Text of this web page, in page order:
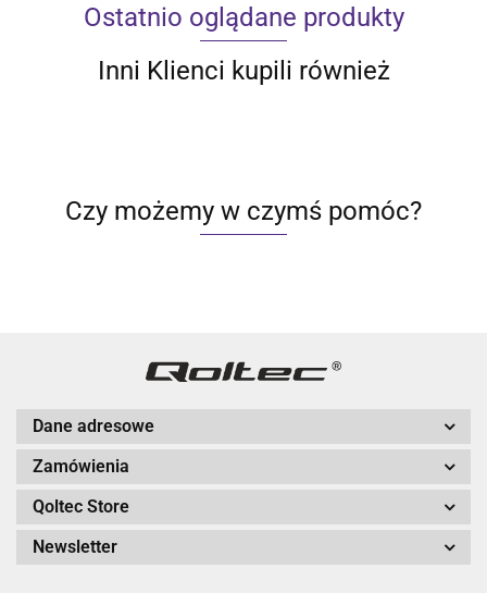
Ostatnio oglądane produkty
Inni Klienci kupili również
Czy możemy w czymś pomóc?
Dane adresowe
Zamówienia
Qoltec Store
Newsletter